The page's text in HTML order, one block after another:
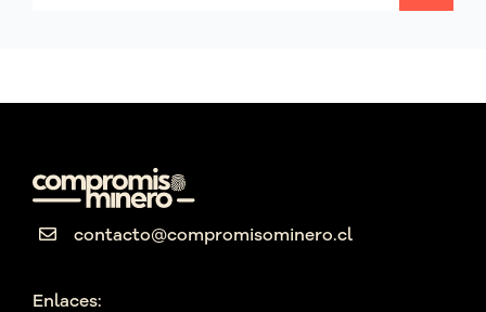
contacto@compromisominero.cl
Enlaces: